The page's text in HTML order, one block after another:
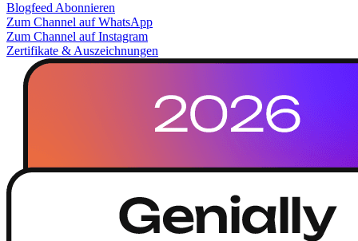
Blogfeed Abonnieren
Zum Channel auf WhatsApp
Zum Channel auf Instagram
Zertifikate & Auszeichnungen